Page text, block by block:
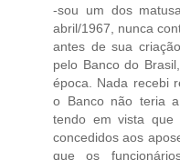
-sou um dos
abril/1967, nunca
antes de sua
pelo Banco do
época. Nada recebi
o Banco não teria
tendo em vista que
concedidos aos
que os